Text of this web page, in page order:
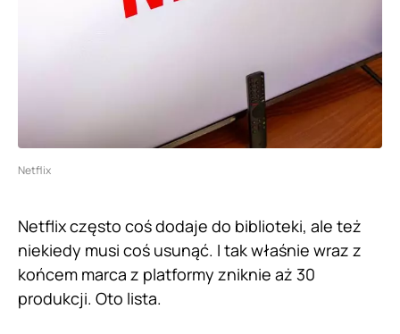
Netflix
Netflix często coś dodaje do biblioteki, ale też
niekiedy musi coś usunąć. I tak właśnie wraz z
końcem marca z platformy zniknie aż 30
produkcji. Oto lista.